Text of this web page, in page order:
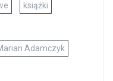
książki
Adamczyk